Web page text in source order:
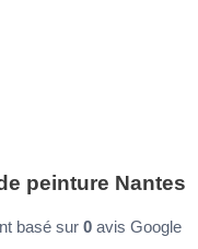
peinture Nantes
basé sur 0 avis Google